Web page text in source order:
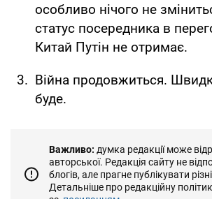
особливо нічого не
статус посередника в
Китай Путін не отримає.
Війна продовжиться.
буде.
Важливо: думка редакції може
авторської. Редакція сайту не
блогів, але прагне публікувати
Детальніше про редакційну